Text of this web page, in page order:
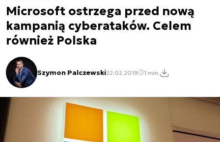
Microsoft ostrzega przed nową
kampanią cyberataków. Celem
również Polska
Szymon Palczewski22.02.2019 1 min.